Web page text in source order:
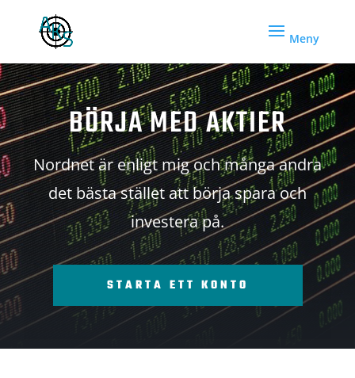
BÖRJA MED AKTIER
Nordnet är enligt mig och många andra
det bästa stället att börja spara och
investera på.
STARTA ETT KONTO